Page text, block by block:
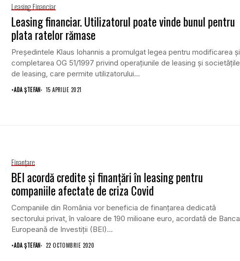
Leasing Financiar
Leasing financiar. Utilizatorul poate vinde bunul pentru
plata ratelor rămase
Preşedintele Klaus Iohannis a promulgat legea pentru modificarea şi
completarea OG 51/1997 privind operaţiunile de leasing şi societăţile
de leasing, care permite utilizatorului...
•ADA ȘTEFAN 15 APRILIE 2021
Finanţare
BEI acordă credite și finanțări în leasing pentru
companiile afectate de criza Covid
Companiile din România vor beneficia de finanţarea dedicată
sectorului privat, în valoare de 190 milioane euro, acordată de Banca
Europeană de Investiţii (BEI)...
•ADA ȘTEFAN 22 OCTOMBRIE 2020